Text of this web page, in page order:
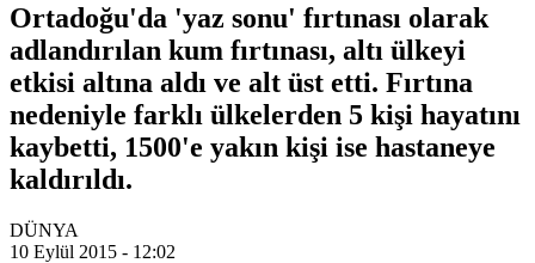
Ortadoğu'da 'yaz sonu' fırtınası olarak
adlandırılan kum fırtınası, altı ülkeyi
etkisi altına aldı ve alt üst etti. Fırtına
nedeniyle farklı ülkelerden 5 kişi hayatını
kaybetti, 1500'e yakın kişi ise hastaneye
kaldırıldı.
DÜNYA
10 Eylül 2015 - 12:02